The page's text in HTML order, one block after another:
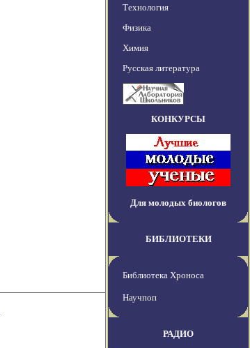
Технология
Физика
Химия
Русская литература
КОНКУРСЫ
Для молодых биологов
БИБЛИОТЕКИ
Библиотека Хроноса
Научпоп
РАДИО